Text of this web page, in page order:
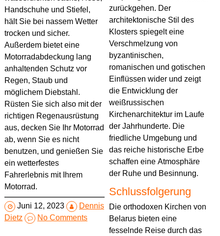
Handschuhe und Stiefel,
hält Sie bei nassem Wetter
trocken und sicher.
Außerdem bietet eine
Motorradabdeckung lang
anhaltenden Schutz vor
Regen, Staub und
möglichem Diebstahl.
Rüsten Sie sich also mit der
richtigen Regenausrüstung
aus, decken Sie Ihr Motorrad
ab, wenn Sie es nicht
benutzen, und genießen Sie
ein wetterfestes
Fahrerlebnis mit Ihrem
Motorrad.
Juni 12, 2023
Dennis
Dietz
No Comments
zurückgehen. Der
architektonische Stil des
Klosters spiegelt eine
Verschmelzung von
byzantinischen,
romanischen und gotischen
Einflüssen wider und zeigt
die Entwicklung der
weißrussischen
Kirchenarchitektur im Laufe
der Jahrhunderte. Die
friedliche Umgebung und
das reiche historische Erbe
schaffen eine Atmosphäre
der Ruhe und Besinnung.
Schlussfolgerung
Die orthodoxen Kirchen von
Belarus bieten eine
fesselnde Reise durch das